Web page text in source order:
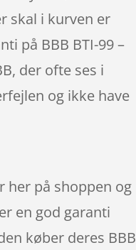
skal i kurven er
på BBB BTI-99 –
der ofte ses i
og ikke have
her på shoppen og
en god garanti
køber deres BBB